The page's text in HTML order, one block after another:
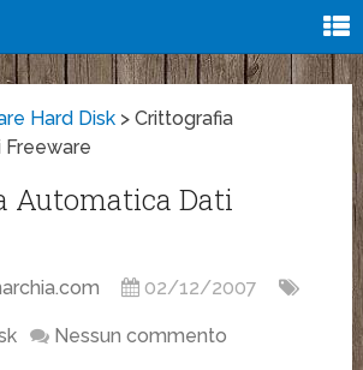
Hard Disk >Crittografia
Automatica Dati
02/12/2007
Nessun commento